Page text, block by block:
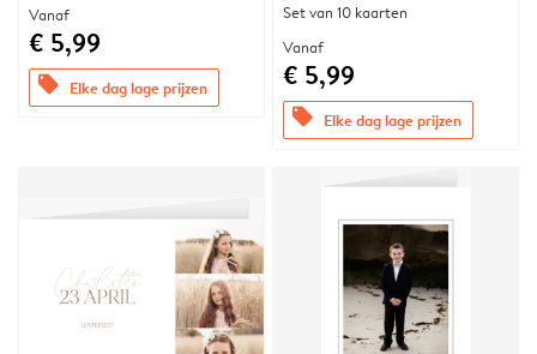
Vanaf
€ 5,99
offers Elke dag lage prijzen
Set van 10 kaarten
Vanaf
€ 5,99
offers Elke dag lage prijzen